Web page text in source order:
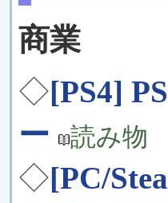
商業
◇[PS4]
ー
読み物
◇[PC/